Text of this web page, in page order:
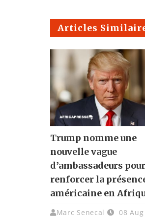
Articles
Trump nomme une
nouvelle vague
d’ambassadeurs pour
renforcer la
américaine en
Marc Senecal
08 Aug